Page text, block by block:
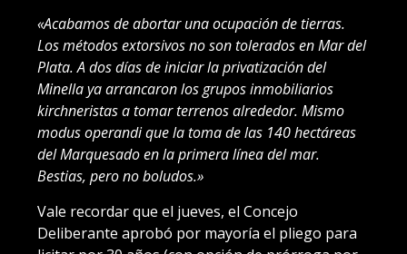
«Acabamos de abortar una ocupación de tierras.
Los métodos extorsivos no son tolerados en Mar del
Plata. A dos días de iniciar la privatización del
Minella ya arrancaron los grupos inmobiliarios
kirchneristas a tomar terrenos alrededor. Mismo
modus operandi que la toma de las 140 hectáreas
del Marquesado en la primera línea del mar.
Bestias, pero no boludos.»
Vale recordar que el jueves, el Concejo
Deliberante aprobó por mayoría el pliego para